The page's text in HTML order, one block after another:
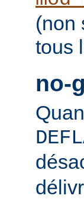
(non
tous
no-